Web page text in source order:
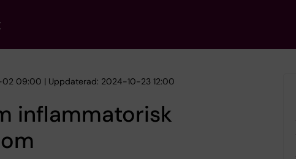
09:00 | Uppdaterad: 2024-10-23 12:00
inflammatorisk